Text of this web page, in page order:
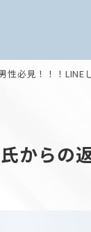
性必見！！！LINE
から